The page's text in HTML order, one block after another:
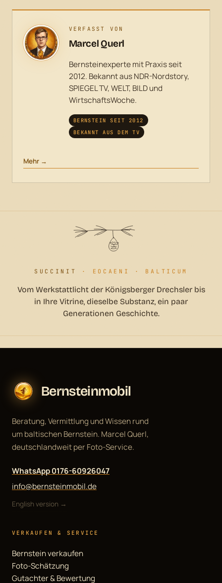
VERFASST VON
Marcel Querl
Bernsteinexperte mit Praxis seit
2012. Bekannt aus NDR-Nordstory,
SPIEGEL TV, WELT, BILD und
WirtschaftsWoche.
BERNSTEIN SEIT 2012
BEKANNT AUS DEM TV
Mehr →
SUCCINIT · EOCAENI · BALTICUM
Vom Werkstattlicht der Königsberger Drechsler bis
in Ihre Vitrine, dieselbe Substanz, ein paar
Generationen Geschichte.
Bernsteinmobil
Beratung, Vermittlung und Wissen rund
um baltischen Bernstein. Marcel Querl,
deutschlandweit per Foto-Service.
WhatsApp 0176-60926047
info@bernsteinmobil.de
English version →
VERKAUFEN & SERVICE
Bernstein verkaufen
Foto-Schätzung
Gutachter & Bewertung